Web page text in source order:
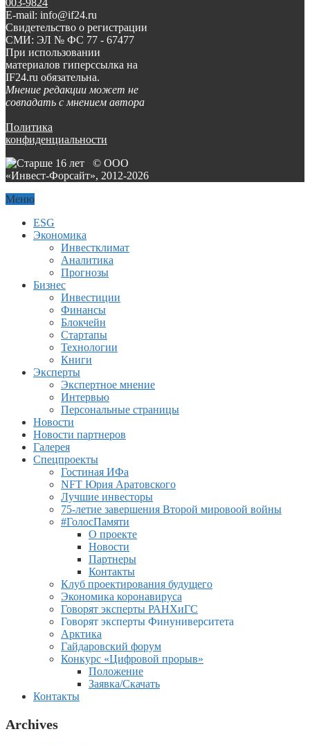
003-9824
E-mail: info@if24.ru
Свидетельство о регистрации
СМИ: ЭЛ № ФС 77 - 67477
При использовании
материалов гиперссылка на
IF24.ru обязательна.
Мнение редакции может не
совпадать с мнением автора
Политика
конфиденциальности
© ООО
«Инвест-Форсайт», 2012-2026
Меню
ESG
Экономика
Инвестклимат
Аналитика
Прогнозы
Бизнес
Инвестиции
Финансы
Блокчейн
Стартапы
Технологии
Книги
Эксперты
Экспертное мнение
Интервью
Персональные страницы
Новости
Новости партнеров
Галерея
Спецпроекты
Гостиная ИФа
NFT Юрия Аратовского
Лучшие инвесторы
75-летие завершения Второй мировоой войны
#ГолосПамяти
О проекте
Новости
Партнеры
Контакты
Клуб проектирования будущего
Экономика коронавируса
Говорят эксперты РАНХиГС
Говорят эксперты Финуниверситета
Арктика
Гайдаровский форум
Конкурс «Цифровой прорыв»
Положение
Заявка/Скачать
Контакты
Archives